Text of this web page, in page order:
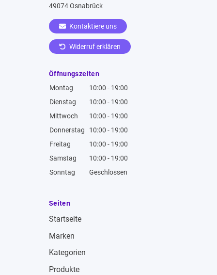
49074 Osnabrück
Kontaktiere uns
Widerruf erklären
Öffnungszeiten
Montag
10:00 - 19:00
Dienstag
10:00 - 19:00
Mittwoch
10:00 - 19:00
Donnerstag
10:00 - 19:00
Freitag
10:00 - 19:00
Samstag
10:00 - 19:00
Sonntag
Geschlossen
Seiten
Startseite
Marken
Kategorien
Produkte